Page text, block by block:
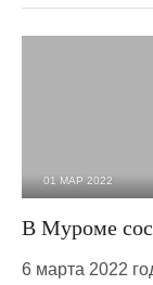
01 МАР 2022
В Муроме
6 марта 2022